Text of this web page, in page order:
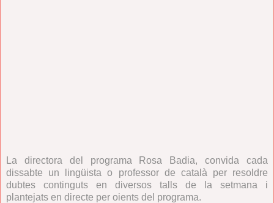
La directora del programa Rosa Badia, convida cada
dissabte un lingüista o professor de català per resoldre
dubtes continguts en diversos talls de la setmana i
plantejats en directe per oients del programa.